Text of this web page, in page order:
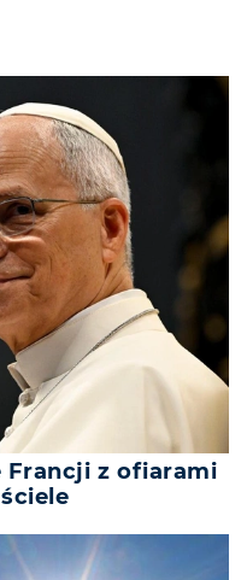
Francji z ofiarami